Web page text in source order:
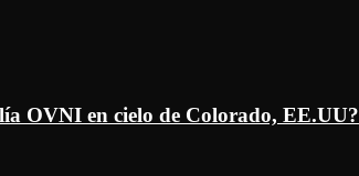
OVNI en cielo de Colorado, EE.UU?